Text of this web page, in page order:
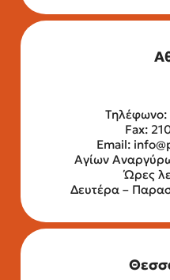
Τηλέφωνο:
Fax:
Email:
Αγίων
Ώρες
Δευτέρα –